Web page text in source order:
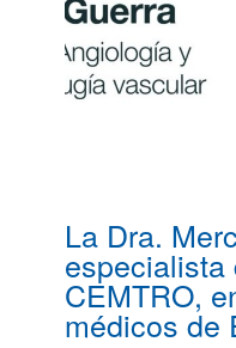
La Dra.
CEMTRO,
médicos de